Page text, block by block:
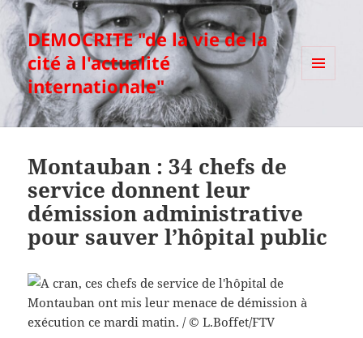
DEMOCRITE "de la vie de la
cité à l'actualité
internationale"
Montauban : 34 chefs de
service donnent leur
démission administrative
pour sauver l’hôpital public